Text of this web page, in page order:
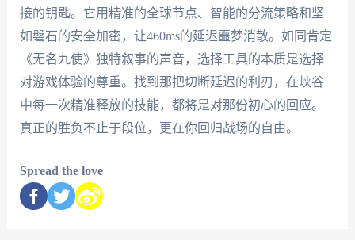
接的钥匙。它用精准的全球节点、智能的分流策略和坚
如磐石的安全加密，让460ms的延迟噩梦消散。如同肯定
《无名九使》独特叙事的声音，选择工具的本质是选择
对游戏体验的尊重。找到那把切断延迟的利刃，在峡谷
中每一次精准释放的技能，都将是对那份初心的回应。
真正的胜负不止于段位，更在你回归战场的自由。
Spread the love